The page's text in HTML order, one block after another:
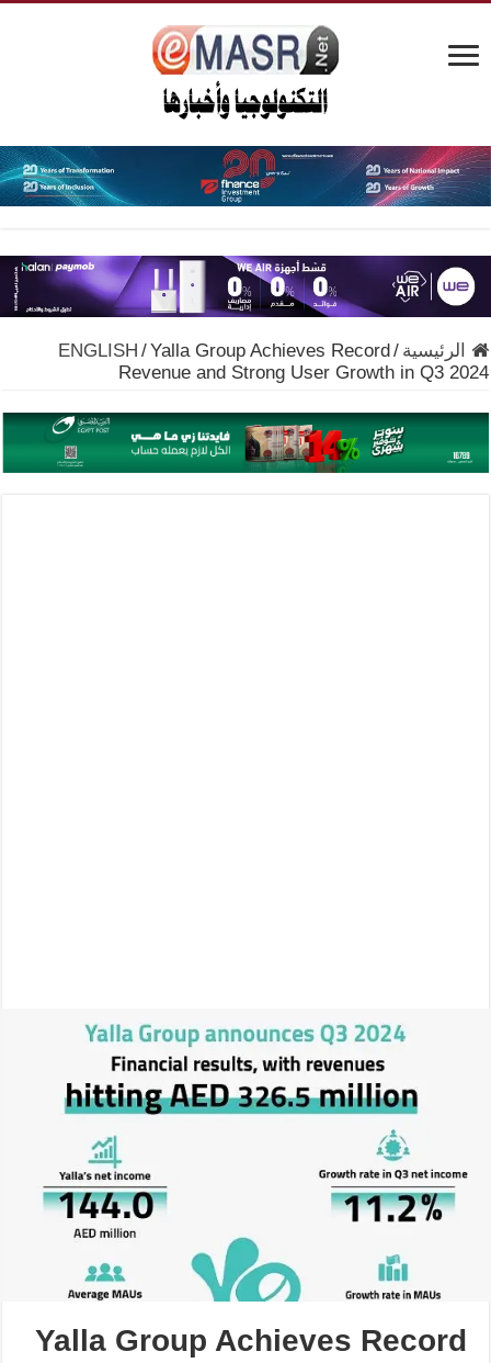
الرئيسية /
ENGLISH / Yalla Group Achieves Record
Revenue and Strong User Growth in Q3 2024
Yalla Group Achieves Record